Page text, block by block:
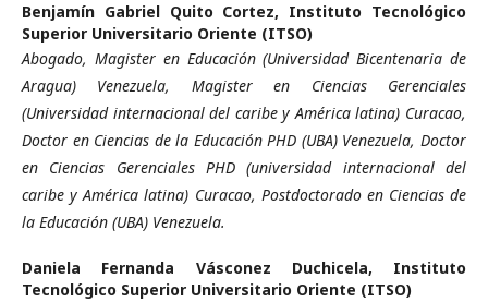
Benjamín Gabriel Quito Cortez, Instituto Tecnológico
Superior Universitario Oriente (ITSO)
Abogado, Magister en Educación (Universidad Bicentenaria de
Aragua) Venezuela, Magister en Ciencias Gerenciales
(Universidad internacional del caribe y América latina) Curacao,
Doctor en Ciencias de la Educación PHD (UBA) Venezuela, Doctor
en Ciencias Gerenciales PHD (universidad internacional del
caribe y América latina) Curacao, Postdoctorado en Ciencias de
la Educación (UBA) Venezuela.
Daniela Fernanda Vásconez Duchicela, Instituto
Tecnológico Superior Universitario Oriente (ITSO)